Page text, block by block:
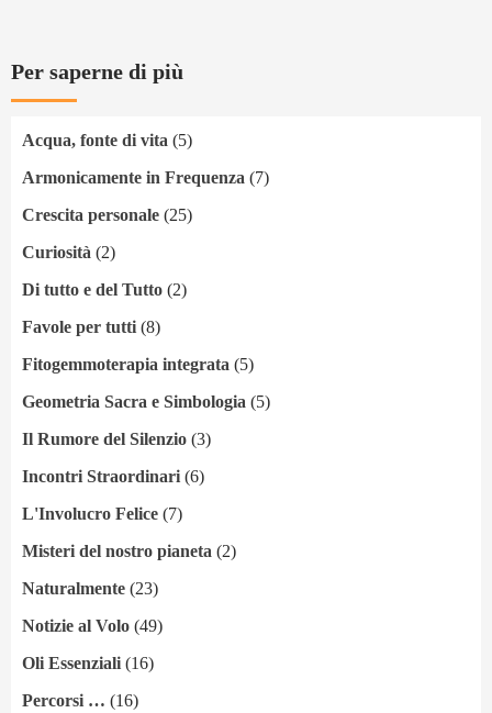
Per saperne di più
Acqua, fonte di vita (5)
Armonicamente in Frequenza (7)
Crescita personale (25)
Curiosità (2)
Di tutto e del Tutto (2)
Favole per tutti (8)
Fitogemmoterapia integrata (5)
Geometria Sacra e Simbologia (5)
Il Rumore del Silenzio (3)
Incontri Straordinari (6)
L'Involucro Felice (7)
Misteri del nostro pianeta (2)
Naturalmente (23)
Notizie al Volo (49)
Oli Essenziali (16)
Percorsi … (16)